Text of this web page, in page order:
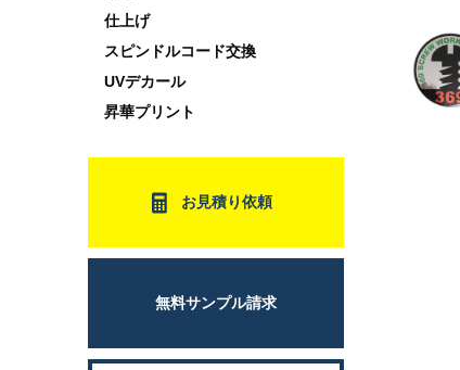
仕上げ
スピンドルコード交換
UVデカール
昇華プリント
お見積り依頼
無料サンプル請求